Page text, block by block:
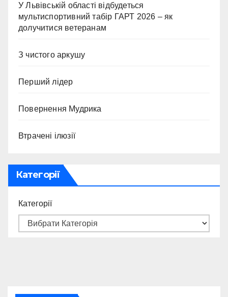
У Львівській області відбудеться
мультиспортивний табір ГАРТ 2026 – як
долучитися ветеранам
З чистого аркушу
Перший лідер
Повернення Мудрика
Втрачені ілюзії
Категорії
Категорії